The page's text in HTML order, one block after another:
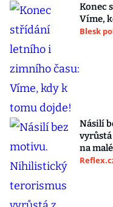
Konec
Víme,
Blesk
Násilí
na